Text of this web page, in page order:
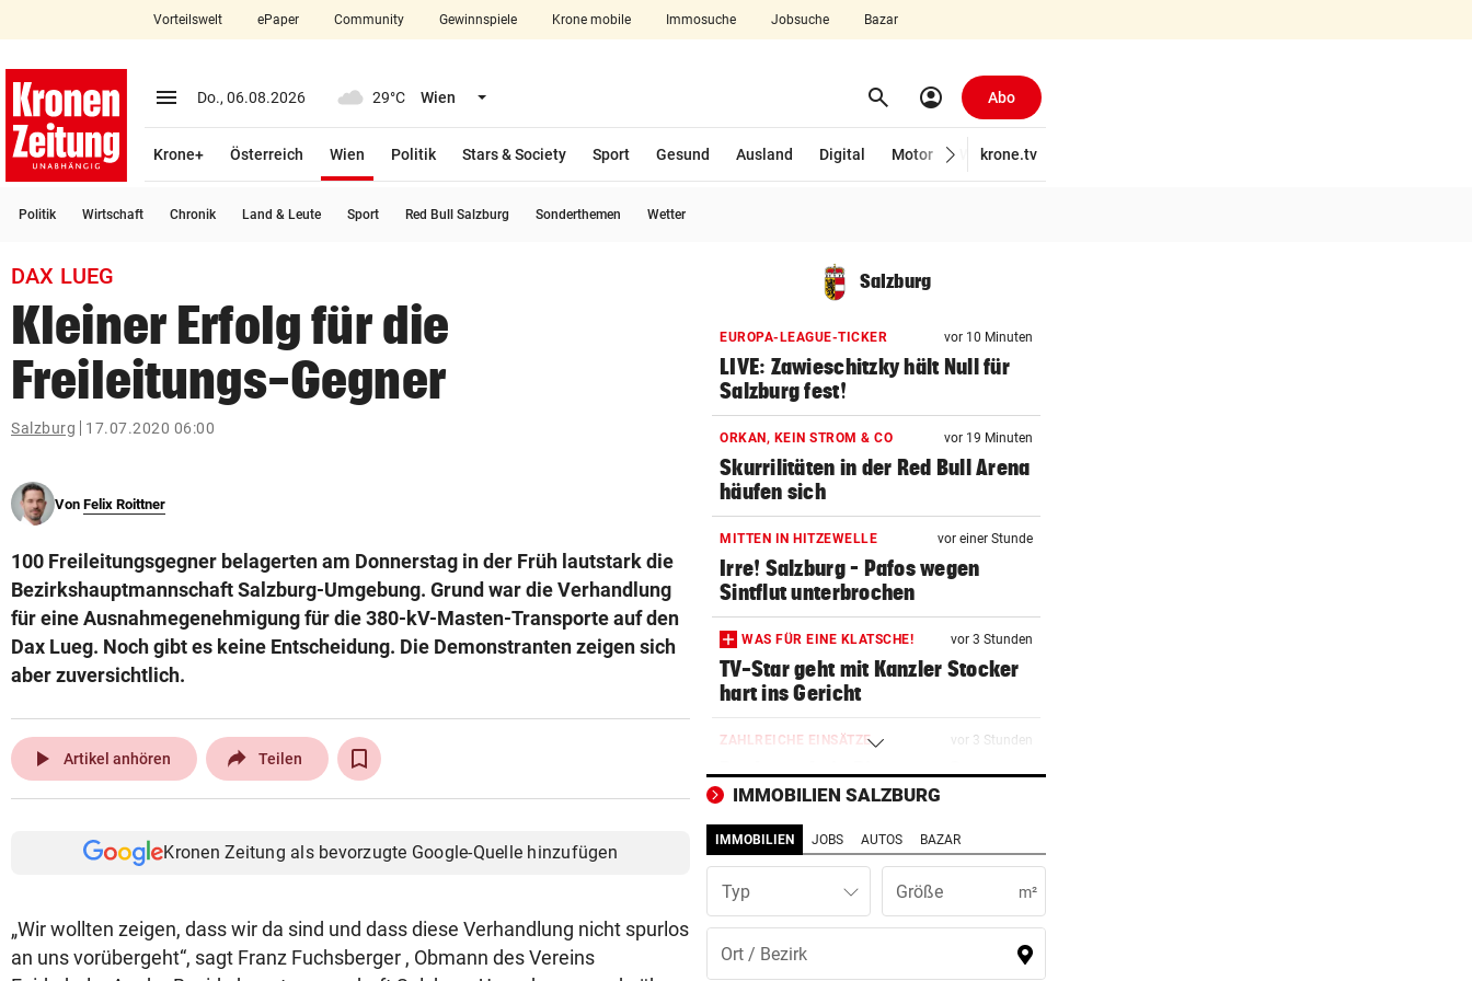
closeSchließen
account_circle Anmelden
arrow_right
bookmark
search
Suchbegriff
eingeben
© Krone Multimedia GmbH & Co KG 2026
Vorteilswelt ePaper Community Gewinnspiele Krone mobile Immosuche Jobsuche Bazar
menu Menü aufklappen
Do., 06.08.2026 29°C Wien Menü aufklappen search Suchen
account_circle Abo
Krone+ Österreich Wien
Politik
Stars & Society Sport Gesund Ausland Digital Motor Wirtschaft
krone.tv
Politik Wirtschaft Chronik Land & Leute Sport Red Bull Salzburg Sonderthemen Wetter
DAX LUEG
Kleiner Erfolg für die
Freileitungs-Gegner
Salzburg 17.07.2020 06:00
Von Felix Roittner
100 Freileitungsgegner belagerten am Donnerstag in der Früh lautstark die
Bezirkshauptmannschaft Salzburg-Umgebung. Grund war die Verhandlung
für eine Ausnahmegenehmigung für die 380-kV-Masten-Transporte auf den
Dax Lueg. Noch gibt es keine Entscheidung. Die Demonstranten zeigen sich
aber zuversichtlich.
play_arrow Artikel anhören Teilen
Kronen Zeitung als bevorzugte Google-Quelle hinzufügen
„Wir wollten zeigen, dass wir da sind und dass diese Verhandlung nicht spurlos
an uns vorübergeht“, sagt Franz Fuchsberger , Obmann des Vereins
Salzburg
EUROPA-LEAGUE-TICKER vor 10 Minuten
LIVE: Zawieschitzky hält Null für
Salzburg fest!
ORKAN, KEIN STROM & CO vor 19 Minuten
Skurrilitäten in der Red Bull Arena
häufen sich
MITTEN IN HITZEWELLE vor einer Stunde
Irre! Salzburg – Pafos wegen
Sintflut unterbrochen
WAS FÜR EINE KLATSCHE! vor 3 Stunden
TV-Star geht mit Kanzler Stocker
hart ins Gericht
ZAHLREICHE EINSÄTZE vor 3 Stunden
Bach wurde in Pinzgauer Ort zu
reißendem Fluss
PAUSENGESPRÄCH vor 3 Stunden
Kissin kennt bei den Festspielen
keine Routine
vor 4 Stunden
IMMOBILIEN SALZBURG
IMMOBILIEN JOBS AUTOS BAZAR
Typ m²